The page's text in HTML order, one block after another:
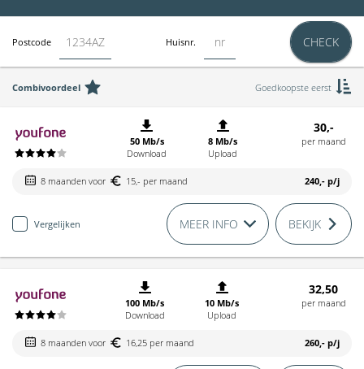
Postcode Huisnr. CHECK
Combivoordeel Goedkoopste eerst
50 Mb/s
Download
8 Mb/s
Upload
30,-
per maand
8 maanden voor 15,- per maand 240,- p/j
Vergelijken MEER INFO BEKIJK
100 Mb/s
Download
10 Mb/s
Upload
32,50
per maand
8 maanden voor 16,25 per maand 260,- p/j